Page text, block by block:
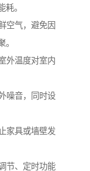
耗。
空气，避免因
外温度对室内
噪音，同时设
家具或墙壁发
节、定时功能